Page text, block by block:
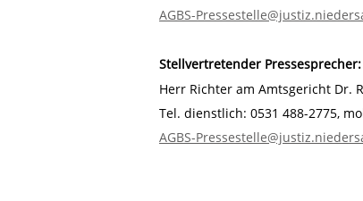
AGBS-
Stellvertretender Pressesprecher:
Herr Richter am Amtsgericht Dr.
Tel. dienstlich: 0531 488-2775,
AGBS-